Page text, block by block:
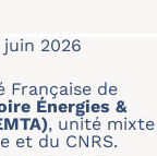
juin 2026
Française de
Énergies &
, unité mixte
et du CNRS.